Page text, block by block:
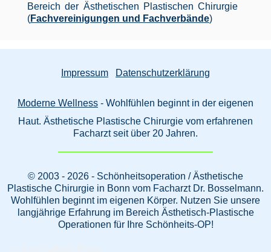
Bereich der Ästhetischen Plastischen Chirurgie
(Fachvereinigungen und Fachverbände)
Impressum Datenschutzerklärung
Moderne Wellness - Wohlfühlen beginnt in der eigenen
Haut. Ästhetische Plastische Chirurgie vom erfahrenen
Facharzt seit über 20 Jahren.
© 2003 - 2026 - Schönheitsoperation / Ästhetische
Plastische Chirurgie in Bonn vom Facharzt Dr. Bosselmann.
Wohlfühlen beginnt im eigenen Körper. Nutzen Sie unsere
langjährige Erfahrung im Bereich Ästhetisch-Plastische
Operationen für Ihre Schönheits-OP!